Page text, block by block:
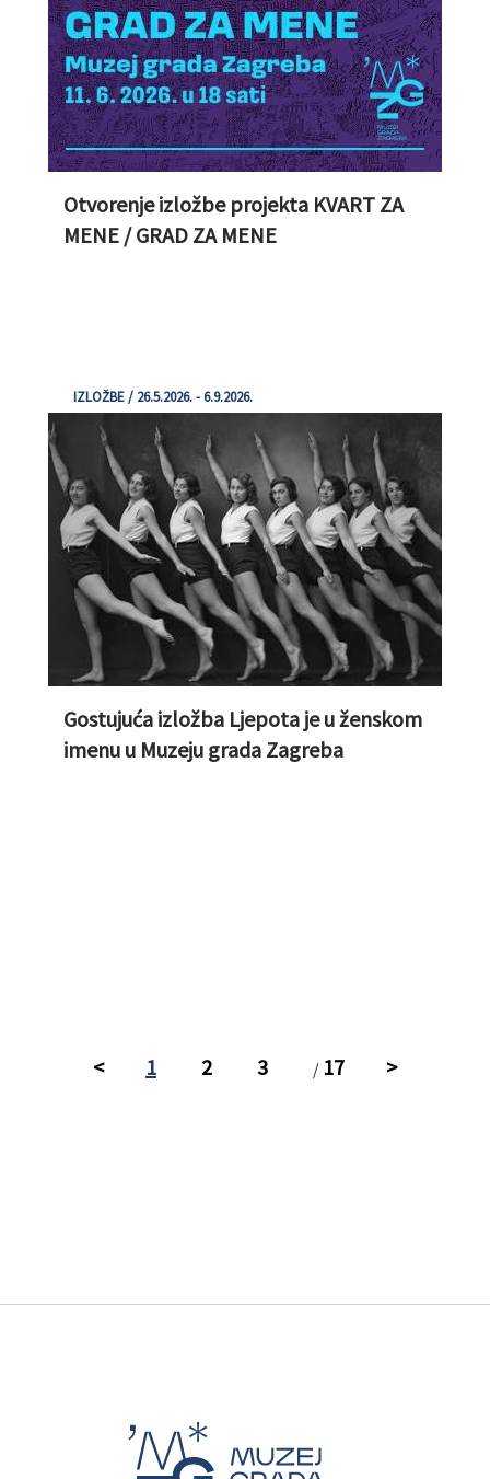
Otvorenje izložbe projekta KVART ZA
MENE / GRAD ZA MENE
IZLOŽBE / 26.5.2026. - 6.9.2026.
Gostujuća izložba Ljepota je u ženskom
imenu u Muzeju grada Zagreba
< 1 2 3 / 17 >